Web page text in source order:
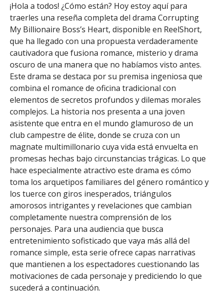
¡Hola a todos! ¿Cómo están? Hoy estoy aquí para
traerles una reseña completa del drama Corrupting
My Billionaire Boss’s Heart, disponible en ReelShort,
que ha llegado con una propuesta verdaderamente
cautivadora que fusiona romance, misterio y drama
oscuro de una manera que no habíamos visto antes.
Este drama se destaca por su premisa ingeniosa que
combina el romance de oficina tradicional con
elementos de secretos profundos y dilemas morales
complejos. La historia nos presenta a una joven
asistente que entra en el mundo glamuroso de un
club campestre de élite, donde se cruza con un
magnate multimillonario cuya vida está envuelta en
promesas hechas bajo circunstancias trágicas. Lo que
hace especialmente atractivo este drama es cómo
toma los arquetipos familiares del género romántico y
los tuerce con giros inesperados, triángulos
amorosos intrigantes y revelaciones que cambian
completamente nuestra comprensión de los
personajes. Para una audiencia que busca
entretenimiento sofisticado que vaya más allá del
romance simple, esta serie ofrece capas narrativas
que mantienen a los espectadores cuestionando las
motivaciones de cada personaje y prediciendo lo que
sucederá a continuación.